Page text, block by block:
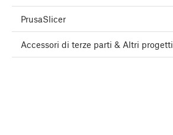
PrusaSlicer
Accessori di terze parti & Altri progetti